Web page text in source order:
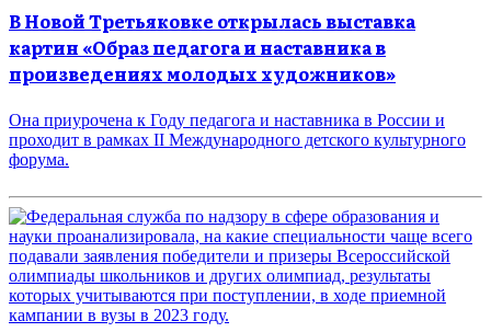
В Новой Третьяковке открылась выставка
картин «Образ педагога и наставника в
произведениях молодых художников»
Она приурочена к Году педагога и наставника в России и
проходит в рамках II Международного детского культурного
форума.